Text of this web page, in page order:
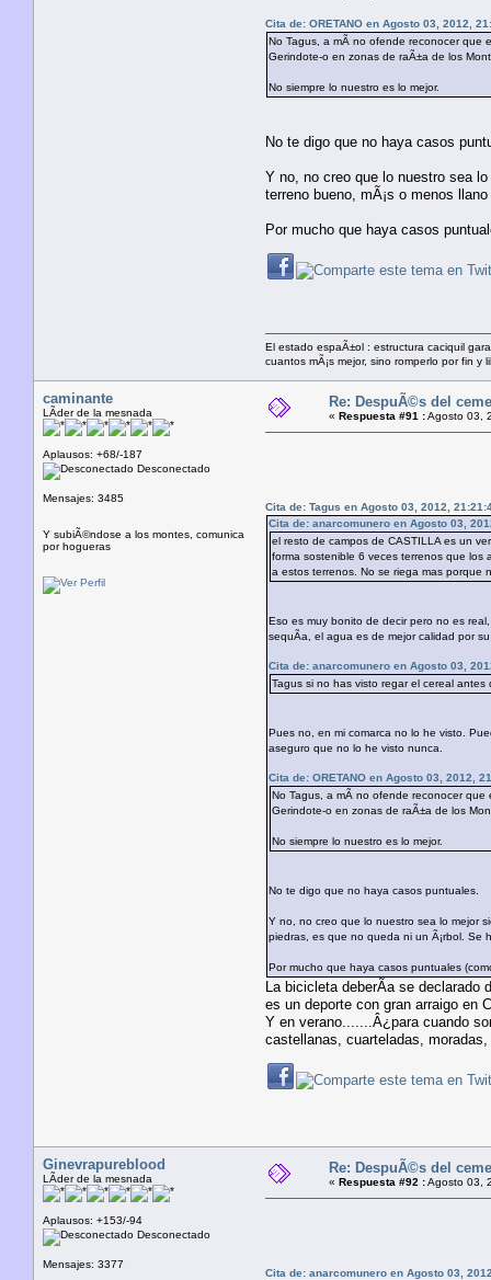
Cita de: ORETANO en Agosto 03, 2012,
No Tagus, a mÃ­ no ofende reconocer que
Gerindote-o en zonas de raÃ±a de los
No siempre lo nuestro es lo mejor.
No te digo que no haya casos
Y no, no creo que lo nuestro sea
terreno bueno, mÃ¡s o menos
Por mucho que haya casos
El estado espaÃ±ol : estructura caciquil
cuantos mÃ¡s mejor, sino romperlo por fin
caminante
LÃ­der de la mesnada
Aplausos: +68/-187
Desconectado
Mensajes: 3485
Y subiÃ©ndose a los montes, comunica
por hogueras
Re: DespuÃ©s del
« Respuesta #91 :Agosto 03,
Cita de: Tagus en Agosto 03, 2012,
Cita de: anarcomunero en Agosto 03,
el resto de campos de CASTILLA es un
forma sostenible 6 veces terrenos que
a estos terrenos. No se riega mas porque
Eso es muy bonito de decir pero no es
sequÃ­a, el agua es de mejor calidad por
Cita de: anarcomunero en Agosto 03,
Tagus si no has visto regar el cereal
Pues no, en mi comarca no lo he visto.
aseguro que no lo he visto nunca.
Cita de: ORETANO en Agosto 03, 2012,
No Tagus, a mÃ­ no ofende reconocer
Gerindote-o en zonas de raÃ±a de los
No siempre lo nuestro es lo mejor.
No te digo que no haya casos puntuales.
Y no, no creo que lo nuestro sea lo mejor
piedras, es que no queda ni un Ã¡rbol. Se
Por mucho que haya casos puntuales
La bicicleta deberÃ­a se declarado
es un deporte con gran arraigo en
Y en verano.......Â¿para cuando
castellanas, cuarteladas,
Ginevrapureblood
LÃ­der de la mesnada
Aplausos: +153/-94
Desconectado
Mensajes: 3377
Re: DespuÃ©s del
« Respuesta #92 :Agosto 03,
Cita de: anarcomunero en Agosto 03,